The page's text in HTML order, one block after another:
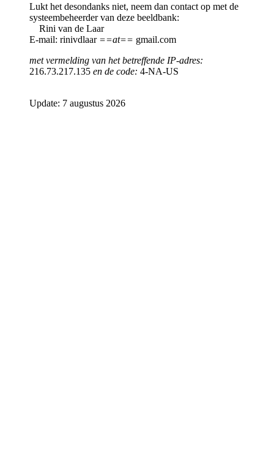
Lukt het desondanks niet, neem dan contact op met de
systeembeheerder van deze beeldbank:
Rini van de Laar
E-mail: rinivdlaar ==at== gmail.com
met vermelding van het betreffende IP-adres:
216.73.217.135 en de code: 4-NA-US
Update: 7 augustus 2026